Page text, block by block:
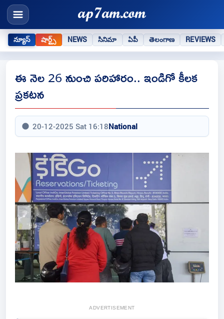
న్యూస్ షార్ట్స్ NEWS సినిమా ఏపీ తెలంగాణ REVIEWS
ఈ నెల‌ 26 నుంచి పరిహారం.. ఇండిగో కీలక
ప్రకటన
20-12-2025 Sat 16:18National
ADVERTISEMENT